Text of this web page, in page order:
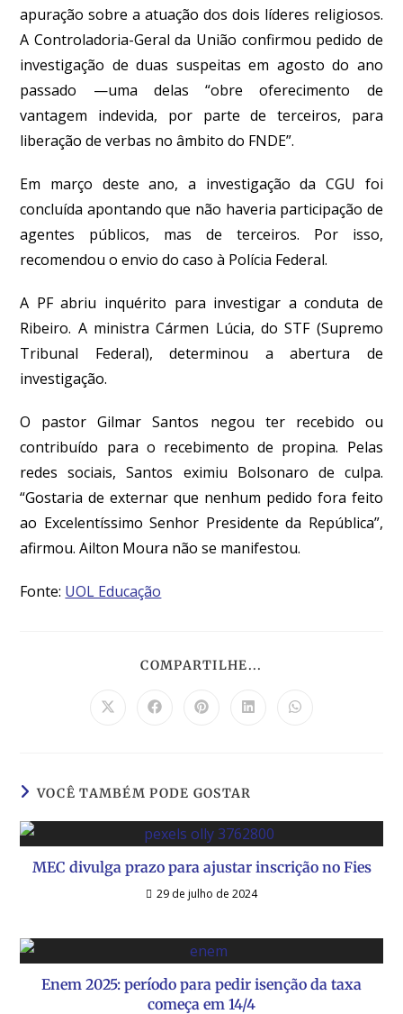
apuração sobre a atuação dos dois líderes religiosos.
A Controladoria-Geral da União confirmou pedido de
investigação de duas suspeitas em agosto do ano
passado —uma delas “obre oferecimento de
vantagem indevida, por parte de terceiros, para
liberação de verbas no âmbito do FNDE”.
Em março deste ano, a investigação da CGU foi
concluída apontando que não haveria participação de
agentes públicos, mas de terceiros. Por isso,
recomendou o envio do caso à Polícia Federal.
A PF abriu inquérito para investigar a conduta de
Ribeiro. A ministra Cármen Lúcia, do STF (Supremo
Tribunal Federal), determinou a abertura de
investigação.
O pastor Gilmar Santos negou ter recebido ou
contribuído para o recebimento de propina. Pelas
redes sociais, Santos eximiu Bolsonaro de culpa.
“Gostaria de externar que nenhum pedido fora feito
ao Excelentíssimo Senhor Presidente da República”,
afirmou. Ailton Moura não se manifestou.
Fonte: UOL Educação
COMPARTILHE...
VOCÊ TAMBÉM PODE GOSTAR
MEC divulga prazo para ajustar inscrição no Fies
29 de julho de 2024
Enem 2025: período para pedir isenção da taxa
começa em 14/4